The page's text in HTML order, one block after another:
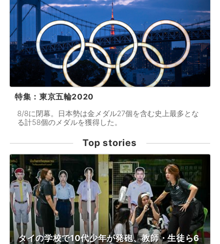
特集：東京五輪2020
8/8に閉幕。日本勢は金メダル27個を含む史上最多とな
る計58個のメダルを獲得した。
Top stories
タイの学校で10代少年が発砲、教師・生徒ら6